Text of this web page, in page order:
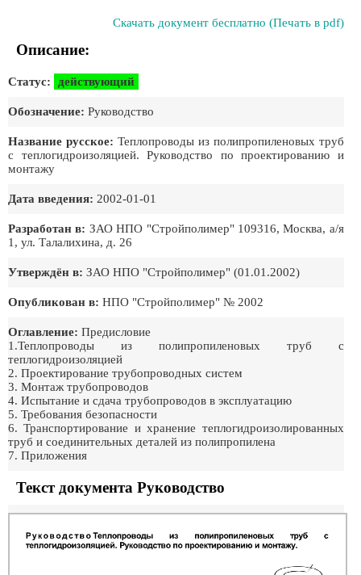
Скачать документ бесплатно (Печать в pdf)
Описание:
Статус: действующий
Обозначение: Руководство
Название русское: Теплопроводы из полипропиленовых труб
с теплогидроизоляцией. Руководство по проектированию и
монтажу
Дата введения: 2002-01-01
Разработан в: ЗАО НПО "Стройполимер" 109316, Москва, а/я
1, ул. Талалихина, д. 26
Утверждён в: ЗАО НПО "Стройполимер" (01.01.2002)
Опубликован в: НПО "Стройполимер" № 2002
Оглавление: Предисловие
1.Теплопроводы из полипропиленовых труб с
теплогидроизоляцией
2. Проектирование трубопроводных систем
3. Монтаж трубопроводов
4. Испытание и сдача трубопроводов в эксплуатацию
5. Требования безопасности
6. Транспортирование и хранение теплогидроизолированных
труб и соединительных деталей из полипропилена
7. Приложения
Текст документа Руководство